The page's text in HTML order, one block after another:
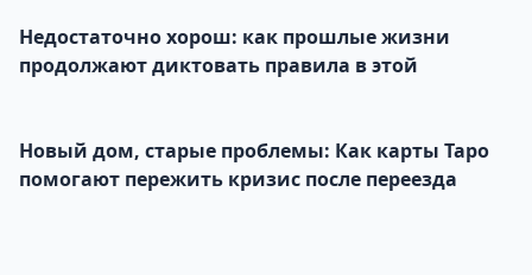
Недостаточно хорош: как прошлые жизни
продолжают диктовать правила в этой
Новый дом, старые проблемы: Как карты Таро
помогают пережить кризис после переезда